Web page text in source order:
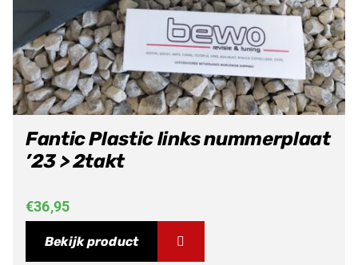
Fantic Plastic links nummerplaat
’23 > 2takt
€36,95
Bekijk product